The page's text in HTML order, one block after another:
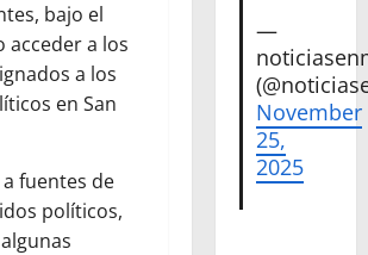
bajo el
acceder a los
a los
en San
fuentes de
políticos,
—
November
25,
2025